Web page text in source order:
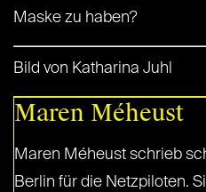
Maske zu haben?
Bild von Katharina Juhl
Maren Méheust
Maren Méheust schrieb
Berlin für die Netzpiloten.